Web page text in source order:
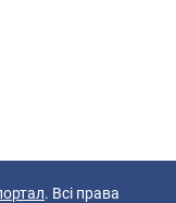
. Всі права